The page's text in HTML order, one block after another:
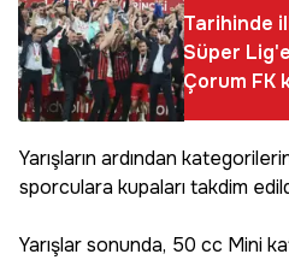
Tarihinde
Süper
Çorum FK
kavuştu
Yarışların ardından
sporculara kupaları takdim
Yarışlar sonunda, 50 cc Mini